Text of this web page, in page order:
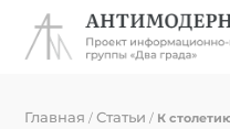
Главная /Статьи / К